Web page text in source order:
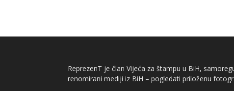
ReprezenT je član Vijeća za štampu u BiH,
renomirani mediji iz BiH – pogledati priloženu